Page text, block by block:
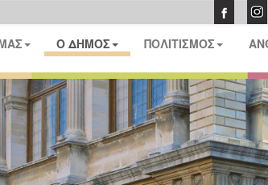
Ο ΔΗΜΟΣ ΠΟΛΙΤΙΣΜΟΣ